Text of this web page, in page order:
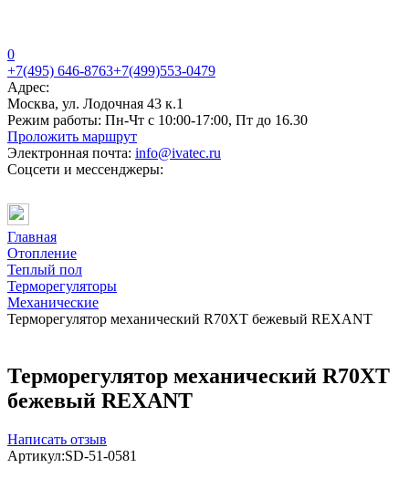
0
+7(495) 646-8763+7(499)553-0479
Адрес:
Москва, ул. Лодочная 43 к.1
Режим работы: Пн-Чт с 10:00-17:00, Пт до 16.30
Проложить маршрут
Электронная почта: info@ivatec.ru
Соцсети и мессенджеры:
Главная
Отопление
Теплый пол
Терморегуляторы
Механические
Терморегулятор механический R70XT бежевый REXANT
Терморегулятор механический R70XT
бежевый REXANT
Написать отзыв
Артикул:SD-51-0581